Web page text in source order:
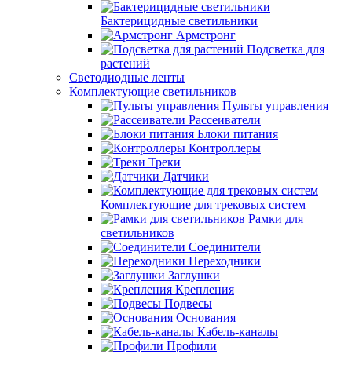
Бактерицидные светильники
Армстронг
Подсветка для
растений
Светодиодные ленты
Комплектующие светильников
Пульты управления
Рассеиватели
Блоки питания
Контроллеры
Треки
Датчики
Комплектующие для трековых систем
Рамки для
светильников
Соединители
Переходники
Заглушки
Крепления
Подвесы
Основания
Кабель-каналы
Профили